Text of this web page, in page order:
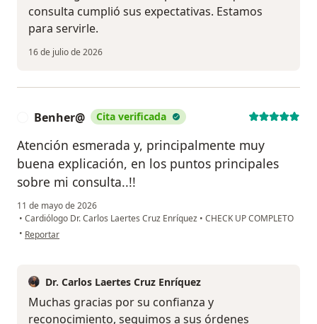
consulta cumplió sus expectativas. Estamos
para servirle.
16 de julio de 2026
Benher@ Cita verificada
Atención esmerada y, principalmente muy
buena explicación, en los puntos principales
sobre mi consulta..!!
11 de mayo de 2026
• Cardiólogo Dr. Carlos Laertes Cruz Enríquez • CHECK UP COMPLETO
• en opinión del usuario Benher@
Reportar
Dr. Carlos Laertes Cruz Enríquez
Muchas gracias por su confianza y
reconocimiento, seguimos a sus órdenes